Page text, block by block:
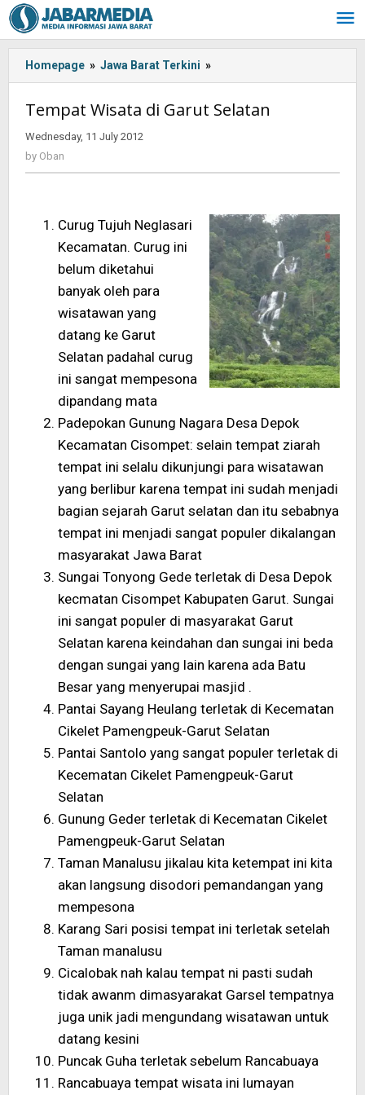
Skip
to
content
Homepage » Jawa Barat Terkini »
-:IN-
>Tempat
-
>
Tempat Wisata di Garut Selatan
Wednesday, 11 July 2012
by Oban
Curug Tujuh Neglasari
Kecamatan. Curug ini
belum diketahui
banyak oleh para
wisatawan yang
datang ke Garut
Selatan padahal curug
ini sangat mempesona
dipandang mata
Padepokan Gunung Nagara Desa Depok
Kecamatan Cisompet: selain tempat ziarah
tempat ini selalu dikunjungi para wisatawan
yang berlibur karena tempat ini sudah menjadi
bagian sejarah Garut selatan dan itu sebabnya
tempat ini menjadi sangat populer dikalangan
masyarakat Jawa Barat
Sungai Tonyong Gede terletak di Desa Depok
kecmatan Cisompet Kabupaten Garut. Sungai
ini sangat populer di masyarakat Garut
Selatan karena keindahan dan sungai ini beda
dengan sungai yang lain karena ada Batu
Besar yang menyerupai masjid .
Pantai Sayang Heulang terletak di Kecematan
Cikelet Pamengpeuk-Garut Selatan
Pantai Santolo yang sangat populer terletak di
Kecematan Cikelet Pamengpeuk-Garut
Selatan
Gunung Geder terletak di Kecematan Cikelet
Pamengpeuk-Garut Selatan
Taman Manalusu jikalau kita ketempat ini kita
akan langsung disodori pemandangan yang
mempesona
Karang Sari posisi tempat ini terletak setelah
Taman manalusu
Cicalobak nah kalau tempat ni pasti sudah
tidak awanm dimasyarakat Garsel tempatnya
juga unik jadi mengundang wisatawan untuk
datang kesini
Puncak Guha terletak sebelum Rancabuaya
Rancabuaya tempat wisata ini lumayan